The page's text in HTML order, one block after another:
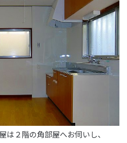
は２階の角部屋へお伺いし、